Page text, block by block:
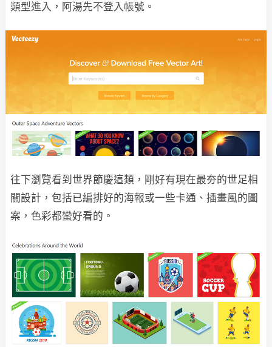
類型進入，阿湯先不登入帳號。
往下瀏覽看到世界節慶這類，剛好有現在最夯的世足相
關設計，包括已編排好的海報或一些卡通、插畫風的圖
案，色彩都蠻好看的。